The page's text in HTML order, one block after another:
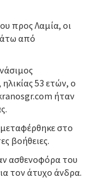
προς Λαμία, οι
από
53 ετών, ο
ήταν
στο
βοήθειες.
ασθενοφόρα του
τον άτυχο άνδρα.